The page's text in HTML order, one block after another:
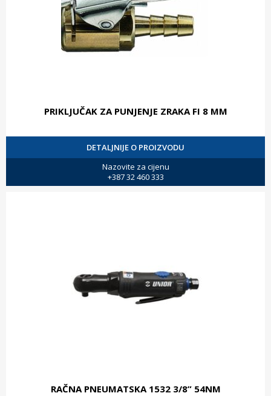
PRIKLJUČAK ZA PUNJENJE ZRAKA FI 8 MM
DETALJNIJE O PROIZVODU
Nazovite za cijenu
+387 32 460 333
RAČNA PNEUMATSKA 1532 3/8” 54NM